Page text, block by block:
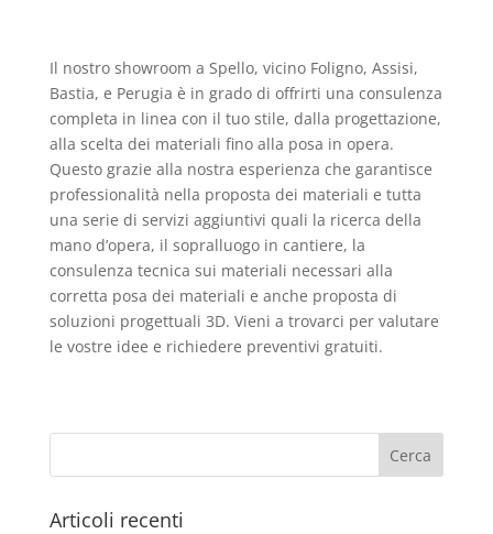
Il nostro showroom a Spello, vicino Foligno, Assisi,
Bastia, e Perugia è in grado di offrirti una consulenza
completa in linea con il tuo stile, dalla progettazione,
alla scelta dei materiali fino alla posa in opera.
Questo grazie alla nostra esperienza che garantisce
professionalità nella proposta dei materiali e tutta
una serie di servizi aggiuntivi quali la ricerca della
mano d’opera, il sopralluogo in cantiere, la
consulenza tecnica sui materiali necessari alla
corretta posa dei materiali e anche proposta di
soluzioni progettuali 3D. Vieni a trovarci per valutare
le vostre idee e richiedere preventivi gratuiti.
Articoli recenti